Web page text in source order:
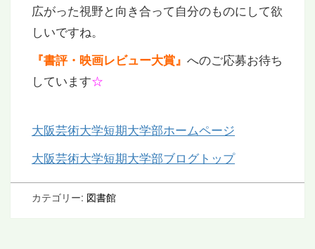
広がった視野と向き合って自分のものにして欲
しいですね。
『書評・映画レビュー大賞』 へのご応募お待ち
しています☆
大阪芸術大学短期大学部ホームページ
大阪芸術大学短期大学部ブログトップ
カテゴリー: 図書館